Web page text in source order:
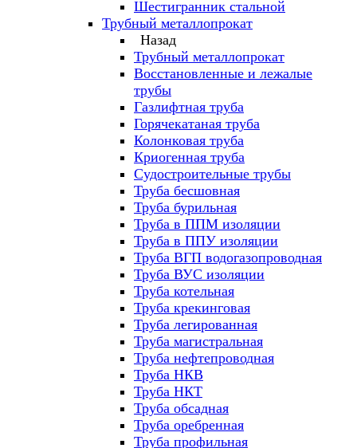
Шестигранник стальной
Трубный металлопрокат
Назад
Трубный металлопрокат
Восстановленные и лежалые
трубы
Газлифтная труба
Горячекатаная труба
Колонковая труба
Криогенная труба
Судостроительные трубы
Труба бесшовная
Труба бурильная
Труба в ППМ изоляции
Труба в ППУ изоляции
Труба ВГП водогазопроводная
Труба ВУС изоляции
Труба котельная
Труба крекинговая
Труба легированная
Труба магистральная
Труба нефтепроводная
Труба НКВ
Труба НКТ
Труба обсадная
Труба оребренная
Труба профильная